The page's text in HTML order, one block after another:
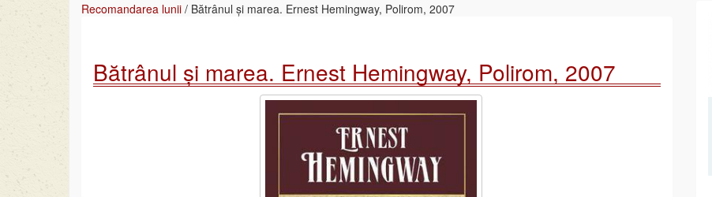
Recomandarea lunii / Bătrânul și marea. Ernest Hemingway, Polirom, 2007
Bătrânul și marea. Ernest Hemingway, Polirom, 2007